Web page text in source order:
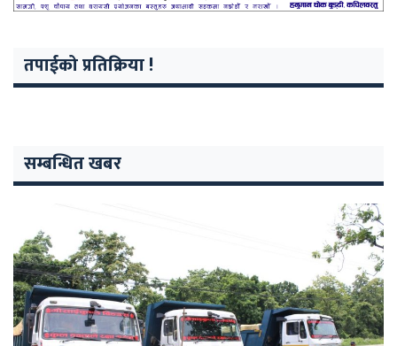
तपाईको प्रतिक्रिया !
सम्बन्धित खबर